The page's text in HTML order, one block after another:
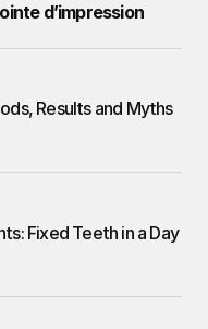
d’impression
Results and Myths
Fixed Teeth in a Day